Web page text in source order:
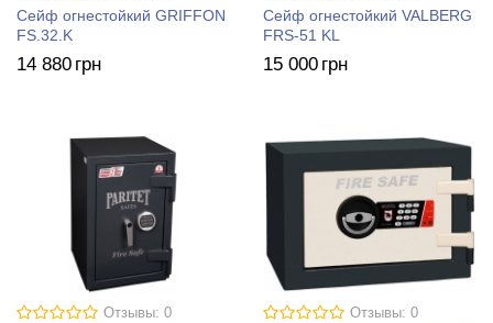
Сейф огнестойкий GRIFFON
FS.32.K
14 880 грн
Сейф огнестойкий VALBERG
FRS-51 KL
15 000 грн
Отзывы: 0 Отзывы: 0